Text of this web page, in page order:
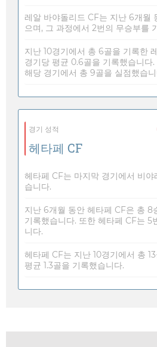
레알 바야돌리드 CF는 지난 6개월
으며, 그 과정에서 2번의 무승부를
지난 10경기에서 총 6골을 기록한
경기당 평균 0.6골을 기록했습니다
해당 경기에서 총 9골을 실점했습
경기 성적
헤타페 CF
헤타페 CF는 마지막 경기에서 비야
습니다.
지난 6개월 동안 헤타페 CF은 총 8
기록했습니다. 또한 헤타페 CF는 5
니다.
헤타페 CF는 지난 10경기에서 총
평균 1.3골을 기록했습니다.